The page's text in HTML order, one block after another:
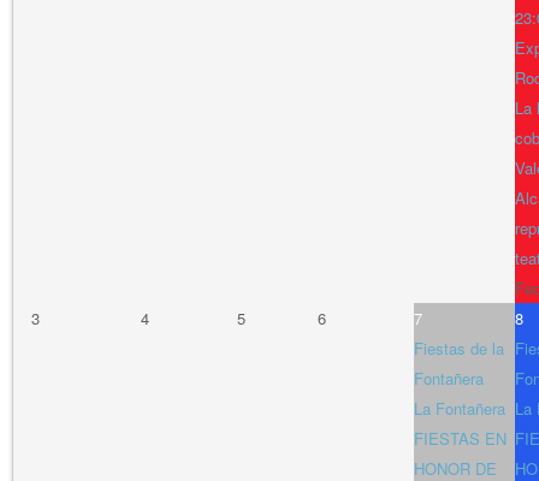
La
3
4 5 6
7
Fiestas de la
Fontañera
La Fontañera
FIESTAS EN
HONOR DE
8
La